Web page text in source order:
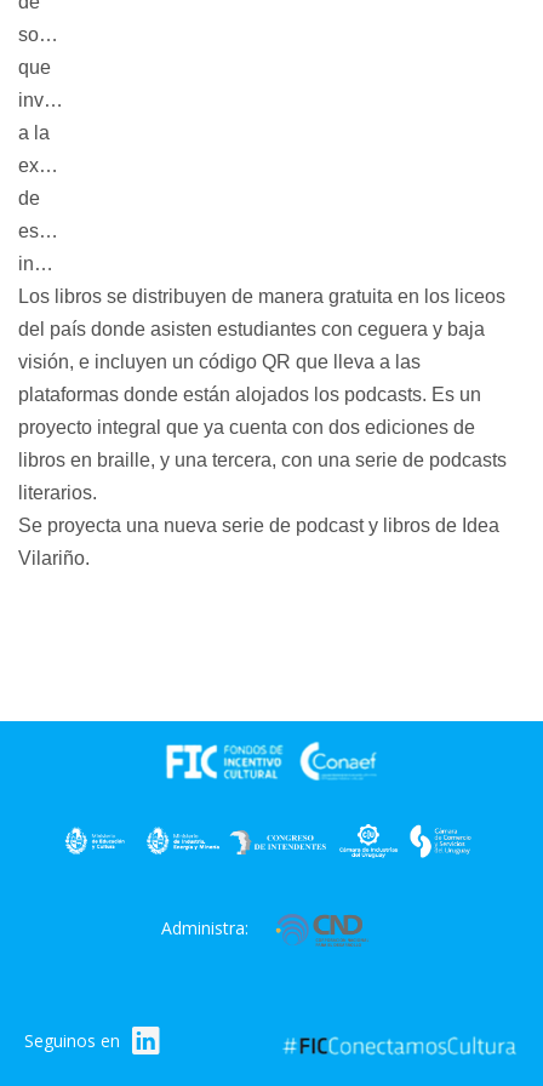
sonido
que
invita
a la
experiencia
de
escucha
inmersiva.
Los libros se distribuyen de manera gratuita en los liceos
del país donde asisten estudiantes con ceguera y baja
visión, e incluyen un código QR que lleva a las
plataformas donde están alojados los podcasts. Es un
proyecto integral que ya cuenta con dos ediciones de
libros en braille, y una tercera, con una serie de podcasts
literarios.
Se proyecta una nueva serie de podcast y libros de Idea
Vilariño.
Administra:
Seguinos en